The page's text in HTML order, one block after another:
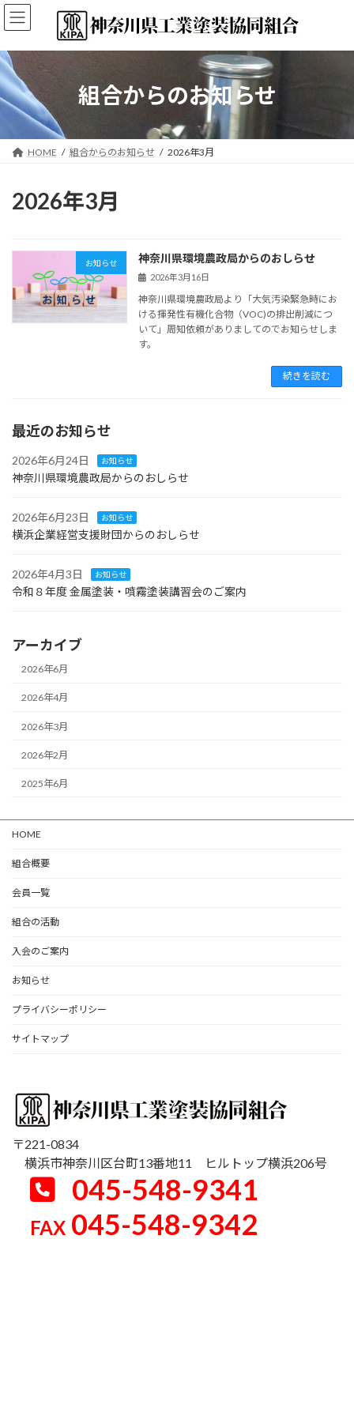
コ
ン
ン
ツ
へ
ス
ナ
ビ
ー
シ
ョ
ン
組合からのお知らせ
HOME 組合からのお知らせ 2026年3月
2026年3月
お知らせ 神奈川県環境農政局からのおしらせ
2026年3月16日
神奈川県環境農政局より「大気汚染緊急時にお
ける揮発性有機化合物（VOC)の排出削減につ
いて」周知依頼がありましてのでお知らせしま
す。
続きを読む
最近のお知らせ
2026年6月24日 お知らせ
神奈川県環境農政局からのおしらせ
2026年6月23日 お知らせ
横浜企業経営支援財団からのおしらせ
2026年4月3日 お知らせ
令和８年度 金属塗装・噴霧塗装講習会のご案内
アーカイブ
2026年6月
2026年4月
2026年3月
2026年2月
2025年6月
HOME
組合概要
会員一覧
組合の活動
入会のご案内
お知らせ
プライバシーポリシー
サイトマップ
〒221-0834
横浜市神奈川区台町13番地11 ヒルトップ横浜206号
045-548-9341
FAX 045-548-9342